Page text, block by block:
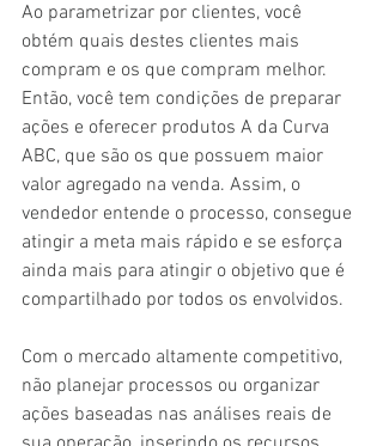
Ao parametrizar por clientes, você
obtém quais destes clientes mais
compram e os que compram melhor.
Então, você tem condições de preparar
ações e oferecer produtos A da Curva
ABC, que são os que possuem maior
valor agregado na venda. Assim, o
vendedor entende o processo, consegue
atingir a meta mais rápido e se esforça
ainda mais para atingir o objetivo que é
compartilhado por todos os envolvidos.
Com o mercado altamente competitivo,
não planejar processos ou organizar
ações baseadas nas análises reais de